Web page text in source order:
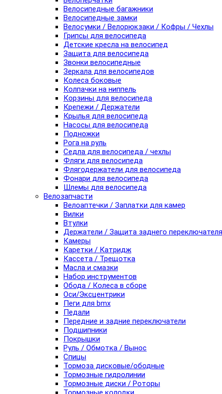
Велосипедные багажники
Велосипедные замки
Велосумки / Велорюкзаки / Кофры / Чехлы
Грипсы для велосипеда
Детские кресла на велосипед
Защита для велосипеда
Звонки велосипедные
Зеркала для велосипедов
Колеса боковые
Колпачки на ниппель
Корзины для велосипеда
Крепежи / Держатели
Крылья для велосипеда
Насосы для велосипеда
Подножки
Рога на руль
Седла для велосипеда / чехлы
Фляги для велосипеда
Флягодержатели для велосипеда
Фонари для велосипеда
Шлемы для велосипеда
Велозапчасти
Велоаптечки / Заплатки для камер
Вилки
Втулки
Держатели / Защита заднего переключателя
Камеры
Каретки / Катридж
Кассета / Трещотка
Масла и смазки
Набор инструментов
Обода / Колеса в сборе
Оси/Эксцентрики
Пеги для bmx
Педали
Передние и задние переключатели
Подшипники
Покрышки
Руль / Обмотка / Вынос
Спицы
Тормоза дисковые/ободные
Тормозные гидролинии
Тормозные диски / Роторы